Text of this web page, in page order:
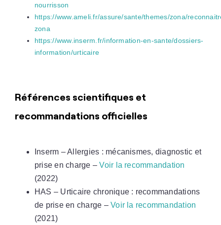
nourrisson
https://www.ameli.fr/assure/sante/themes/zona/
zona
https://www.inserm.fr/information-en-sante/dossiers-
information/urticaire
Références scientifiques et
recommandations officielles
Inserm – Allergies : mécanismes, diagnostic et
prise en charge –Voir la recommandation
(2022)
HAS – Urticaire chronique : recommandations
de prise en charge –Voir la recommandation
(2021)